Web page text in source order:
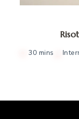
30 mins